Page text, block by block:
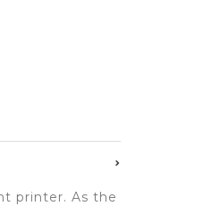
printer. As the